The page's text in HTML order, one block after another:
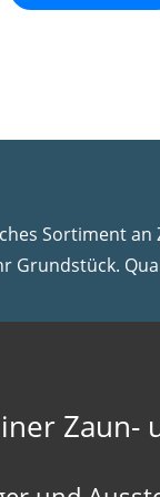
Sortiment an
Grundstück.
Zaun-